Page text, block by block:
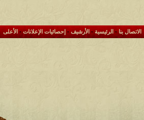
الاتصال بنا- الرئيسية-الأرشيف- إحصائيات الإعلانات- الأعلى